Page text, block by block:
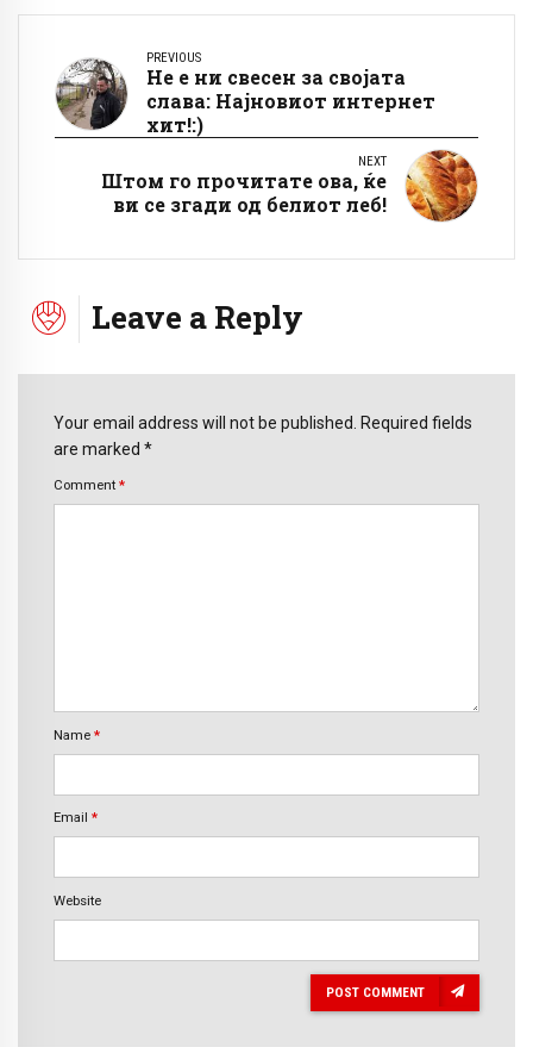
PREVIOUS
Не е ни свесен за својата
слава: Најновиот интернет
хит!:)
NEXT
Штом го прочитате ова, ќе
ви се згади од белиот леб!
Leave a Reply
Your email address will not be published. Required fields
are marked *
Comment *
Name *
Email *
Website
POST COMMENT